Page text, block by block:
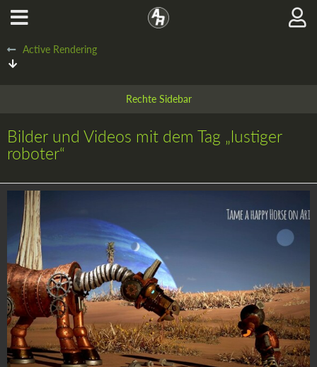
Active Rendering
Bilder und Videos mit dem Tag „lustiger
roboter“